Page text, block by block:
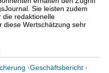
Sie leisten zudem
die redaktionelle
diese Wertschätzung sehr
·Geschäftsbericht ·